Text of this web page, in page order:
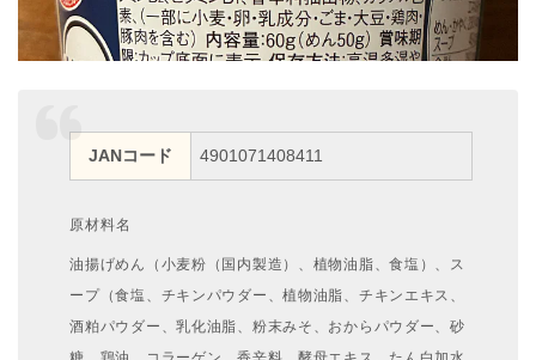
JANコード 4901071408411
原材料名
油揚げめん（小麦粉（国内製造）、植物油脂、食塩）、ス
ープ（食塩、チキンパウダー、植物油脂、チキンエキス、
酒粕パウダー、乳化油脂、粉末みそ、おからパウダー、砂